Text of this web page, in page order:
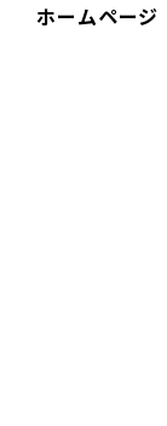
ホームページ